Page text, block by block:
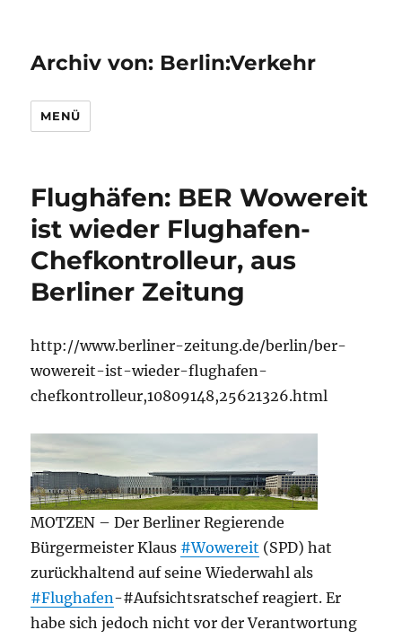
Archiv von: Berlin:Verkehr
MENÜ
Flughäfen: BER Wowereit
ist wieder Flughafen-
Chefkontrolleur, aus
Berliner Zeitung
http://www.berliner-zeitung.de/berlin/ber-
wowereit-ist-wieder-flughafen-
chefkontrolleur,10809148,25621326.html
MOTZEN – Der Berliner Regierende
Bürgermeister Klaus #Wowereit (SPD) hat
zurückhaltend auf seine Wiederwahl als
#Flughafen-#Aufsichtsratschef reagiert. Er
habe sich jedoch nicht vor der Verantwortung